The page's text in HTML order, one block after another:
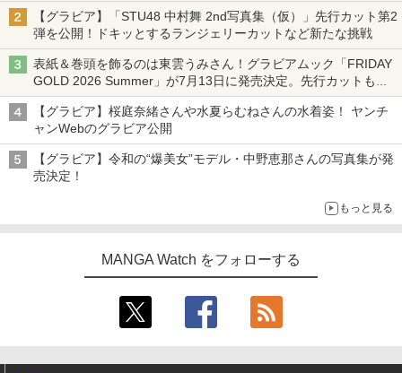
【グラビア】「STU48 中村舞 2nd写真集（仮）」先行カット第2
弾を公開！ドキッとするランジェリーカットなど新たな挑戦
表紙＆巻頭を飾るのは東雲うみさん！グラビアムック「FRIDAY
GOLD 2026 Summer」が7月13日に発売決定。先行カットも公
開
【グラビア】桜庭奈緒さんや水夏らむねさんの水着姿！ ヤンチ
ャンWebのグラビア公開
【グラビア】令和の“爆美女”モデル・中野恵那さんの写真集が発
売決定！
もっと見る
MANGA Watch をフォローする